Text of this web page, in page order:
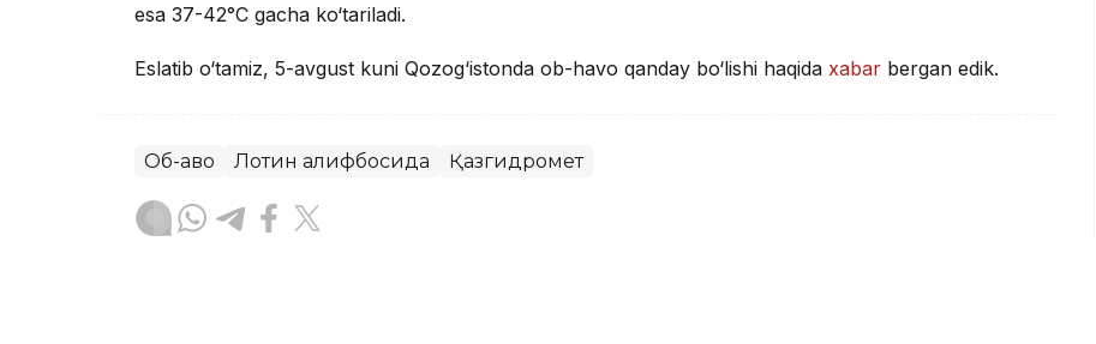
esa 37-42°C gacha ko‘tariladi.
Eslatib o‘tamiz, 5-avgust kuni Qozog‘istonda ob-havo qanday bo‘lishi haqida xabar bergan edik.
Об-ҳаво Лотин алифбосида Қазгидромет